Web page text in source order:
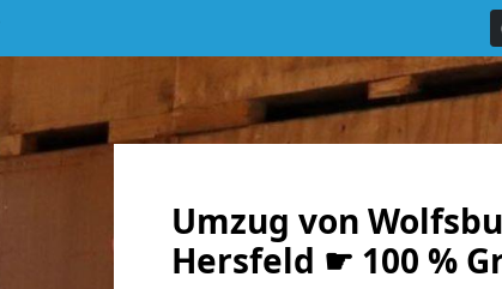
Umzug von
Hersfeld ☛ 100 %